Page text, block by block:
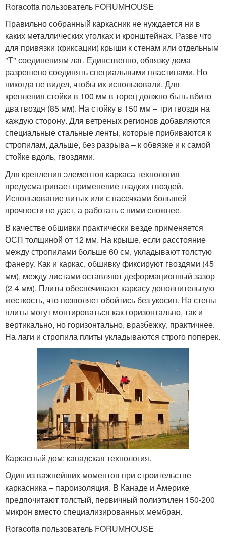
Roracotta пользователь FORUMHOUSE
Правильно собранный каркасник не нуждается ни в
каких металлических уголках и кронштейнах. Разве что
для привязки (фиксации) крыши к стенам или отдельным
"Т" соединениям лаг. Единственно, обвязку дома
разрешено соединять специальными пластинами. Но
никогда не видел, чтобы их использовали. Для
крепления стойки в 100 мм в торец должно быть вбито
два гвоздя (85 мм). На стойку в 150 мм – три гвоздя на
каждую сторону. Для ветреных регионов добавляются
специальные стальные ленты, которые прибиваются к
стропилам, дальше, без разрыва – к обвязке и к самой
стойке вдоль, гвоздями.
Для крепления элементов каркаса технология
предусматривает применение гладких гвоздей.
Использование витых или с насечками большей
прочности не даст, а работать с ними сложнее.
В качестве обшивки практически везде применяется
ОСП толщиной от 12 мм. На крыше, если расстояние
между стропилами больше 60 см, укладывают толстую
фанеру. Как и каркас, обшивку фиксируют гвоздями (45
мм), между листами оставляют деформационный зазор
(2-4 мм). Плиты обеспечивают каркасу дополнительную
жесткость, что позволяет обойтись без укосин. На стены
плиты могут монтироваться как горизонтально, так и
вертикально, но горизонтально, вразбежку, практичнее.
На лаги и стропила плиты укладываются строго поперек.
Каркасный дом: канадская технология.
Один из важнейших моментов при строительстве
каркасника – пароизоляция. В Канаде и Америке
предпочитают толстый, первичный полиэтилен 150-200
микрон вместо специализированных мембран.
Roracotta пользователь FORUMHOUSE